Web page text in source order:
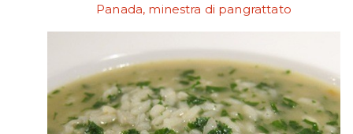
Panada, minestra di pangrattato